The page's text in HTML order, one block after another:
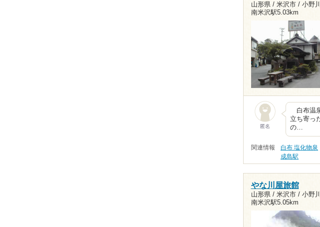
山形県 / 米沢市 / 小野
南米沢駅5.03km
匿名
白布温
立ち寄っ
の…
関連情報 白布 塩化物泉
成島駅
やな川屋旅館
山形県 / 米沢市 / 小野
南米沢駅5.05km